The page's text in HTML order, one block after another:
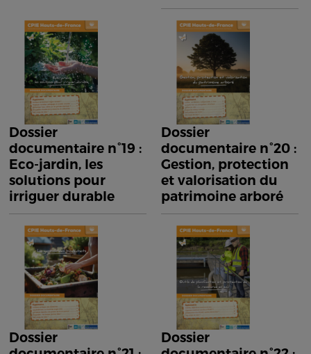
Dossier
documentaire n°19 :
Eco-jardin, les
solutions pour
irriguer durable
Dossier
documentaire n°20 :
Gestion, protection
et valorisation du
patrimoine arboré
Dossier
Dossier